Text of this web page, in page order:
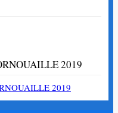
2019